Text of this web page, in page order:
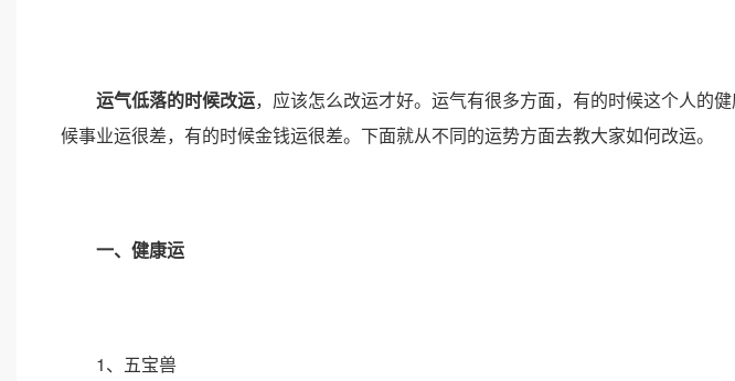
运气低落的时候改运，应该怎么改运才好。运气有很多方面，有的时候这个人的
候事业运很差，有的时候金钱运很差。下面就从不同的运势方面去教大家如何改运。
一、健康运
1、五宝兽